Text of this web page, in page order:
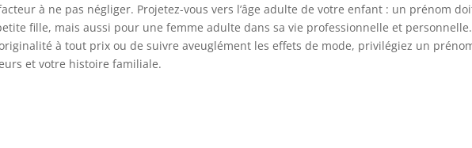
à ne pas négliger. Projetez-vous vers l’âge adulte de votre enfant : un prénom
fille, mais aussi pour une femme adulte dans sa vie professionnelle et personnelle.
à tout prix ou de suivre aveuglément les effets de mode, privilégiez un
et votre histoire familiale.